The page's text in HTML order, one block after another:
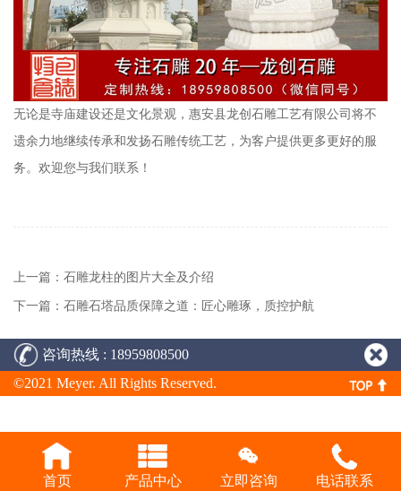
无论是寺庙建设还是文化景观，惠安县龙创石雕工艺有限公司将不
遗余力地继续传承和发扬石雕传统工艺，为客户提供更多更好的服
务。欢迎您与我们联系！
上一篇：石雕龙柱的图片大全及介绍
下一篇：石雕石塔品质保障之道：匠心雕琢，质控护航
咨询热线 : 18959808500
©2021 Meyer. All Rights Reserved.
首页 产品中心 立即咨询 电话联系